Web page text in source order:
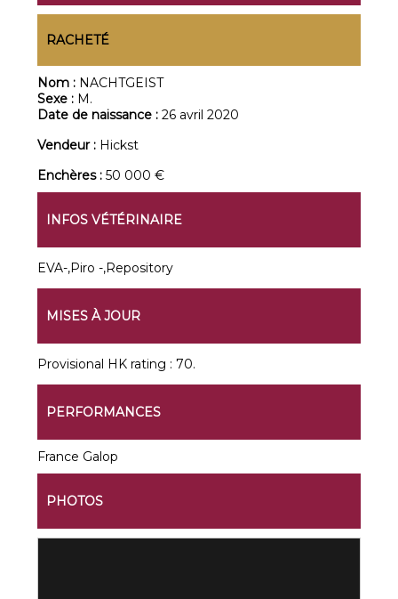
RACHETÉ
Nom : NACHTGEIST
Sexe : M.
Date de naissance :26 avril 2020
Vendeur : Hickst
Enchères :50 000 €
INFOS VÉTÉRINAIRE
EVA-,Piro -,Repository
MISES À JOUR
Provisional HK rating : 70.
PERFORMANCES
France Galop
PHOTOS